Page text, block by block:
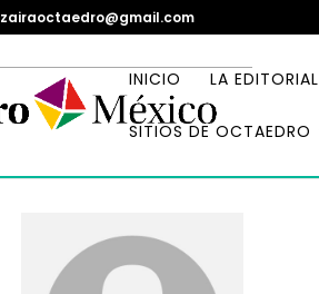
zairaoctaedro@gmail.com
INICIO LA EDITORIAL
SITIOS DE OCTAEDRO